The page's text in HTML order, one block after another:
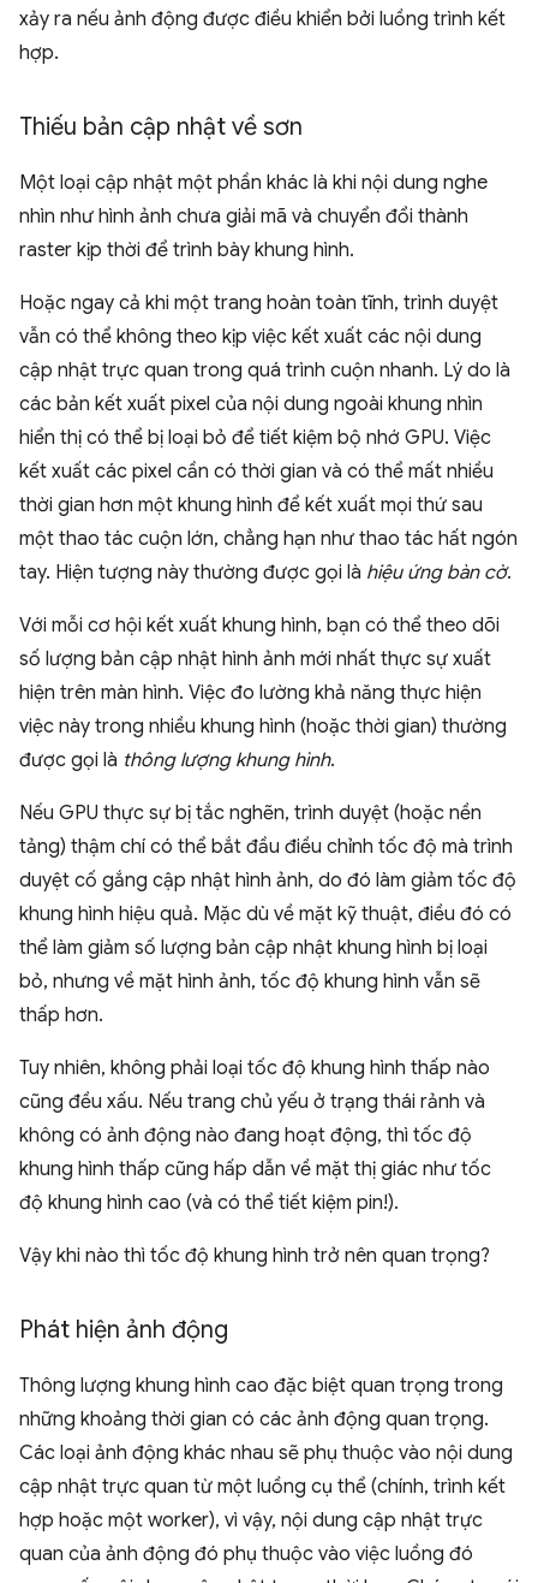
xảy ra nếu ảnh động được điều khiển bởi luồng trình kết
hợp.
Thiếu bản cập nhật về sơn
Một loại cập nhật một phần khác là khi nội dung nghe
nhìn như hình ảnh chưa giải mã và chuyển đổi thành
raster kịp thời để trình bày khung hình.
Hoặc ngay cả khi một trang hoàn toàn tĩnh, trình duyệt
vẫn có thể không theo kịp việc kết xuất các nội dung
cập nhật trực quan trong quá trình cuộn nhanh. Lý do là
các bản kết xuất pixel của nội dung ngoài khung nhìn
hiển thị có thể bị loại bỏ để tiết kiệm bộ nhớ GPU. Việc
kết xuất các pixel cần có thời gian và có thể mất nhiều
thời gian hơn một khung hình để kết xuất mọi thứ sau
một thao tác cuộn lớn, chẳng hạn như thao tác hất ngón
tay. Hiện tượng này thường được gọi là hiệu ứng bàn cờ.
Với mỗi cơ hội kết xuất khung hình, bạn có thể theo dõi
số lượng bản cập nhật hình ảnh mới nhất thực sự xuất
hiện trên màn hình. Việc đo lường khả năng thực hiện
việc này trong nhiều khung hình (hoặc thời gian) thường
được gọi là thông lượng khung hình.
Nếu GPU thực sự bị tắc nghẽn, trình duyệt (hoặc nền
tảng) thậm chí có thể bắt đầu điều chỉnh tốc độ mà trình
duyệt cố gắng cập nhật hình ảnh, do đó làm giảm tốc độ
khung hình hiệu quả. Mặc dù về mặt kỹ thuật, điều đó có
thể làm giảm số lượng bản cập nhật khung hình bị loại
bỏ, nhưng về mặt hình ảnh, tốc độ khung hình vẫn sẽ
thấp hơn.
Tuy nhiên, không phải loại tốc độ khung hình thấp nào
cũng đều xấu. Nếu trang chủ yếu ở trạng thái rảnh và
không có ảnh động nào đang hoạt động, thì tốc độ
khung hình thấp cũng hấp dẫn về mặt thị giác như tốc
độ khung hình cao (và có thể tiết kiệm pin!).
Vậy khi nào thì tốc độ khung hình trở nên quan trọng?
Phát hiện ảnh động
Thông lượng khung hình cao đặc biệt quan trọng trong
những khoảng thời gian có các ảnh động quan trọng.
Các loại ảnh động khác nhau sẽ phụ thuộc vào nội dung
cập nhật trực quan từ một luồng cụ thể (chính, trình kết
hợp hoặc một worker), vì vậy, nội dung cập nhật trực
quan của ảnh động đó phụ thuộc vào việc luồng đó